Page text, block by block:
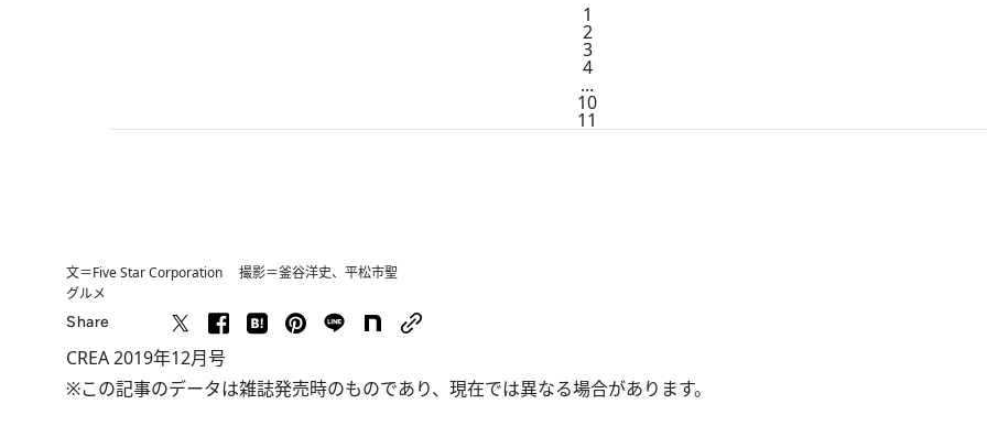
1
2
3
4
...
10
11
文＝Five Star Corporation 撮影＝釜谷洋史、平松市聖
グルメ
Share
CREA 2019年12月号
※この記事のデータは雑誌発売時のものであり、現在では異なる場合があります。